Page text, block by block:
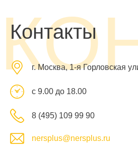
Контакты
г. Москва, 1-я Горловская
с 9.00 до 18.00
8 (495) 109 99 90
nersplus@nersplus.ru